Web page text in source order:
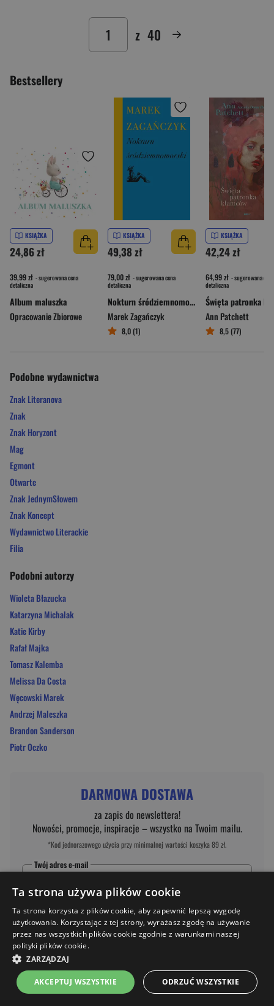
z 40
Bestsellery
KSIĄŻKA
24,86 zł
39,99 zł - sugerowana cena
detaliczna
Album maluszka
Opracowanie Zbiorowe
KSIĄŻKA
49,38 zł
79,00 zł - sugerowana cena
detaliczna
Nokturn śródziemnomorski
Marek Zagańczyk
8,0 (1)
KSIĄŻKA
42,24 zł
64,99 zł - sugerowana cena
detaliczna
Ann Patchett
8,5 (77)
Podobne wydawnictwa
Znak Literanova
Znak
Znak Horyzont
Mag
Egmont
Otwarte
Znak JednymSłowem
Znak Koncept
Wydawnictwo Literackie
Filia
Podobni autorzy
Wioleta Błazucka
Katarzyna Michalak
Katie Kirby
Rafał Majka
Tomasz Kalemba
Melissa Da Costa
Węcowski Marek
Andrzej Maleszka
Brandon Sanderson
Piotr Oczko
DARMOWA DOSTAWA
za zapis do newslettera!
Nowości, promocje, inspiracje – wszystko na Twoim mailu.
*Kod jednorazowego użycia przy minimalnej wartości koszyka 89 zł.
Twój adres e-mail
politykę prywatności
*Zgadzam się na otrzymywanie wiadomości marketingowych (newsletter) na
e-mail na zasadach określonych w regulaminie
Ta strona używa plików cookie
Ta strona korzysta z plików cookie, aby zapewnić lepszą wygodę
użytkowania. Korzystając z tej strony, wyrażasz zgodę na używanie
przez nas wszystkich plików cookie zgodnie z warunkami naszej
polityki plików cookie.
ZARZĄDZAJ
AKCEPTUJ WSZYSTKIE ODRZUĆ WSZYSTKIE